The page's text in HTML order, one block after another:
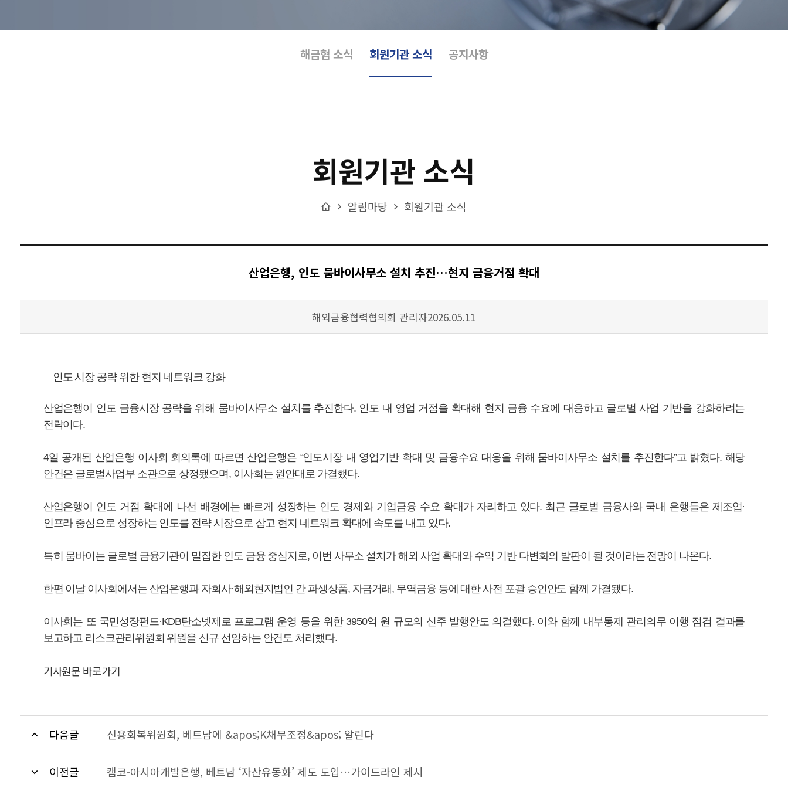
해금협 소식 회원기관 소식 공지사항
회원기관 소식
Home
알림마당 회원기관 소식
산업은행, 인도 뭄바이사무소 설치 추진…현지 금융거점 확대
작성자
해외금융협력협의회 관리자등록일
2026.05.11
인도 시장 공략 위한 현지 네트워크 강화
산업은행이 인도 금융시장 공략을 위해 뭄바이사무소 설치를 추진한다. 인도 내 영업 거점을 확대해 현지 금융 수요에 대응하고 글로벌 사업 기반을 강화하려는
전략이다.
4일 공개된 산업은행 이사회 회의록에 따르면 산업은행은 “인도시장 내 영업기반 확대 및 금융수요 대응을 위해 뭄바이사무소 설치를 추진한다”고 밝혔다. 해당
안건은 글로벌사업부 소관으로 상정됐으며, 이사회는 원안대로 가결했다.
산업은행이 인도 거점 확대에 나선 배경에는 빠르게 성장하는 인도 경제와 기업금융 수요 확대가 자리하고 있다. 최근 글로벌 금융사와 국내 은행들은 제조업·
인프라 중심으로 성장하는 인도를 전략 시장으로 삼고 현지 네트워크 확대에 속도를 내고 있다.
특히 뭄바이는 글로벌 금융기관이 밀집한 인도 금융 중심지로, 이번 사무소 설치가 해외 사업 확대와 수익 기반 다변화의 발판이 될 것이라는 전망이 나온다.
한편 이날 이사회에서는 산업은행과 자회사·해외현지법인 간 파생상품, 자금거래, 무역금융 등에 대한 사전 포괄 승인안도 함께 가결됐다.
이사회는 또 국민성장펀드·KDB탄소넷제로 프로그램 운영 등을 위한 3950억 원 규모의 신주 발행안도 의결했다. 이와 함께 내부통제 관리의무 이행 점검 결과를
보고하고 리스크관리위원회 위원을 신규 선임하는 안건도 처리했다.
기사원문 바로가기
다음글 신용회복위원회, 베트남에 &apos;K채무조정&apos; 알린다
이전글 캠코-아시아개발은행, 베트남 ‘자산유동화’ 제도 도입…가이드라인 제시